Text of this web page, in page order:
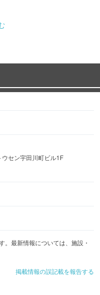
セン宇田川町ビル1F
。最新情報については、施設・
掲載情報の誤記載を報告する